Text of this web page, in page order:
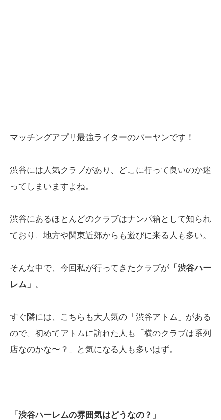
マッチングアプリ最強ライターのパーヤンです！
渋谷には人気クラブがあり、どこに行って良いのか迷
ってしまいますよね。
渋谷にあるほとんどのクラブはナンパ箱として知られ
ており、地方や関東近郊からも遊びに来る人も多い。
そんな中で、今回私が行ってきたクラブが 「渋谷ハー
レム」
すぐ隣には、こちらも大人気の「渋谷アトム」がある
ので、初めてアトムに訪れた人も「横のクラブは系列
店なのかな〜？」と気になる人も多いはず。
「渋谷ハーレムの雰囲気はどうなの？」